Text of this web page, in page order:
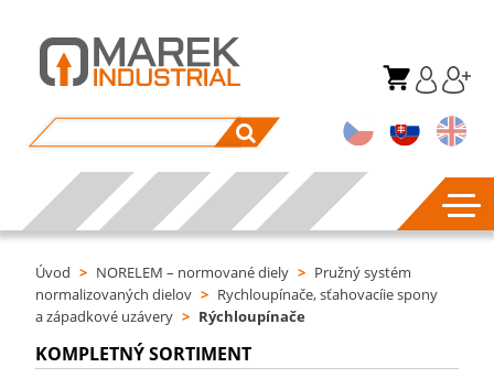
Úvod > NORELEM – normované diely > Pružný systém
normalizovaných dielov > Rychloupínače, sťahovacíie spony
a západkové uzávery > Rýchloupínače
KOMPLETNÝ SORTIMENT